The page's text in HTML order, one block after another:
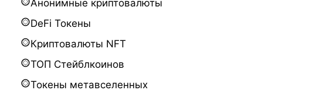
Анонимные криптовалюты
DeFi Токены
Криптовалюты NFT
ТОП Стейблкоинов
Токены метавселенных